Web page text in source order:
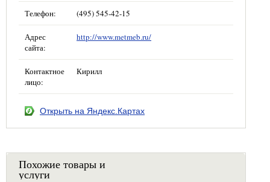
Телефон: (495) 545-42-15
Адрес
сайта:
http://www.metmeb.ru/
Контактное
лицо:
Кирилл
Открыть на Яндекс.Картах
Похожие товары и
услуги